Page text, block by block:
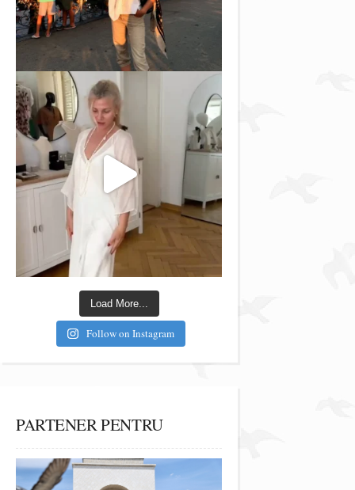
Load More...
Follow on Instagram
PARTENER PENTRU